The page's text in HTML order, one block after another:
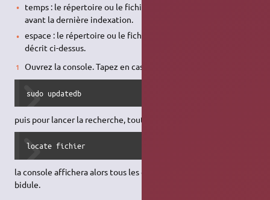
temps : le répertoire ou le fichier a été ajouté ou déplacé
avant la dernière indexation.
espace : le répertoire ou le fichier est situé dans l'espace
décrit ci-dessus.
Ouvrez la console. Tapez en cas de contrainte éventuelle :
sudo updatedb
puis pour lancer la recherche, tout simplement :
locate fichier
la console affichera alors tous les chemins incluant le mot
bidule.